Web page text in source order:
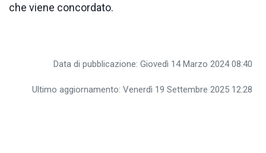
che viene concordato.
Data di pubblicazione: Giovedì 14 Marzo 2024 08:40
Ultimo aggiornamento: Venerdì 19 Settembre 2025 12:28